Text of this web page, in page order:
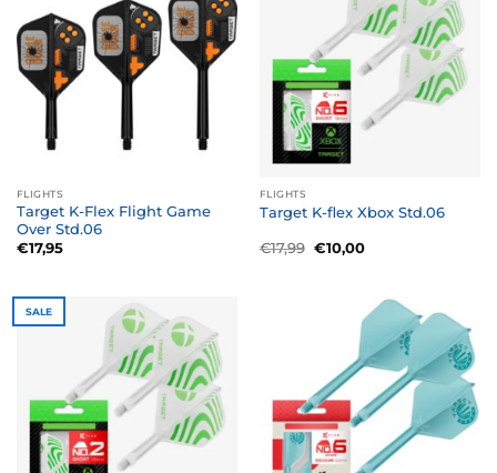
FLIGHTS
Target K-Flex Flight Game
Over Std.06
€17,95
FLIGHTS
Target K-flex Xbox Std.06
€17,99 Oorspronkelijke
prijs
€10,00Huidige
SALE